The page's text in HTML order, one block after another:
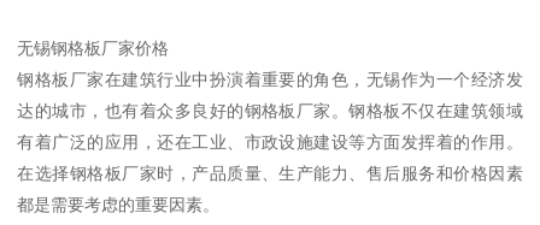
无锡钢格板厂家价格
钢格板厂家在建筑行业中扮演着重要的角色，无锡作为一个经济发
达的城市，也有着众多良好的钢格板厂家。钢格板不仅在建筑领域
有着广泛的应用，还在工业、市政设施建设等方面发挥着的作用。
在选择钢格板厂家时，产品质量、生产能力、售后服务和价格因素
都是需要考虑的重要因素。